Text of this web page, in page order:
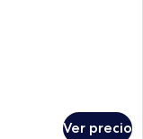
Ver precio